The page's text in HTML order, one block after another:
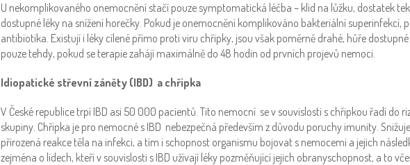
U nekomplikovaného onemocnění stačí pouze symptomatická léčba – klid na lůžku, dostatek
dostupné léky na snížení horečky. Pokud je onemocnění komplikováno bakteriální superinfekcí,
antibiotika. Existují i léky cílené přímo proti viru chřipky, jsou však poměrně drahé, hůře
pouze tehdy, pokud se terapie zahájí maximálně do 48 hodin od prvních projevů nemoci.
Idiopatické střevní záněty (IBD) a chřipka
V České republice trpí IBD asi 50 000 pacientů. Tito nemocní se v souvislosti s chřipkou řadí do
skupiny. Chřipka je pro nemocné s IBD nebezpečná především z důvodu poruchy imunity.
přirozená reakce těla na infekci, a tím i schopnost organismu bojovat s nemocemi a jejich
zejména o lidech, kteří v souvislosti s IBD užívají léky pozměňující jejich obranyschopnost, a to